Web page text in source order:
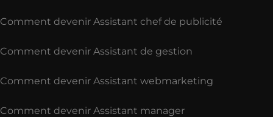
Comment devenir Assistant chef de publicité
Comment devenir Assistant de gestion
Comment devenir Assistant webmarketing
Comment devenir Assistant manager